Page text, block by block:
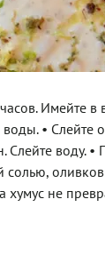
Имейте в
• Слейте
воду. •
солью,
не